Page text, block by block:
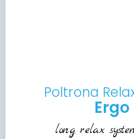
Poltrona
long relax